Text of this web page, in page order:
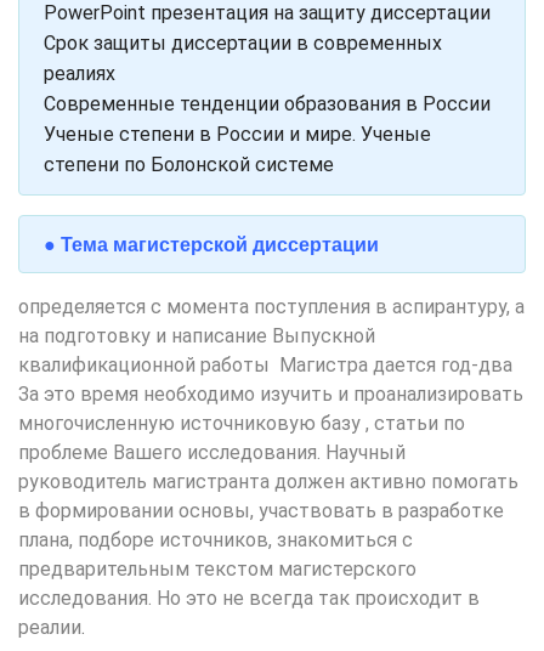
PowerPoint презентация на защиту диссертации
Срок защиты диссертации в современных
реалиях
Современные тенденции образования в России
Ученые степени в России и мире. Ученые
степени по Болонской системе
● Тема магистерской диссертации
определяется с момента поступления в аспирантуру, а
на подготовку и написание Выпускной
квалификационной работы Магистра дается год-два
За это время необходимо изучить и проанализировать
многочисленную источниковую базу , статьи по
проблеме Вашего исследования. Научный
руководитель магистранта должен активно помогать
в формировании основы, участвовать в разработке
плана, подборе источников, знакомиться с
предварительным текстом магистерского
исследования. Но это не всегда так происходит в
реалии.